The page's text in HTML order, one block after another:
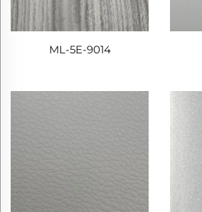
ML-5E-9014